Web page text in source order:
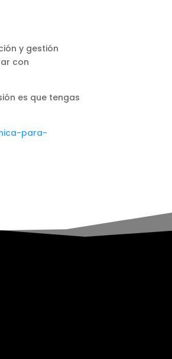
y gestión
con
es que tengas
para-